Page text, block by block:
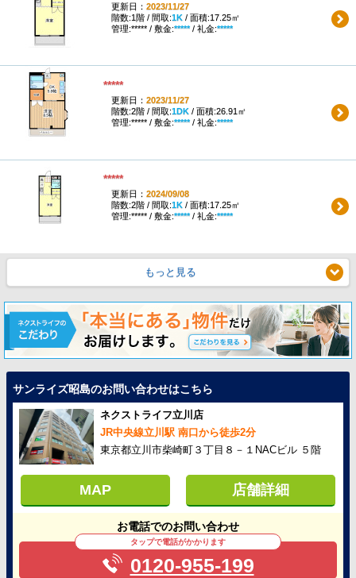
更新日： 2023/11/27
階数:1階 / 間取:1K/ 面積:17.25㎡
管理:***** / 敷金:*****/ 礼金:*****
*****
更新日： 2023/11/27
階数:2階 / 間取:1DK/ 面積:26.91㎡
管理:***** / 敷金:*****/ 礼金:*****
*****
更新日： 2024/09/08
階数:2階 / 間取:1K/ 面積:17.25㎡
管理:***** / 敷金:*****/ 礼金:*****
もっと見る
サンライズ昭島のお問い合わせはこちら
ネクストライフ立川店
JR中央線立川駅 南口から徒歩2分
東京都立川市柴崎町３丁目８－１NACビル ５階
MAP 店舗詳細
お電話でのお問い合わせ
タップで電話がかかります
0120-955-199